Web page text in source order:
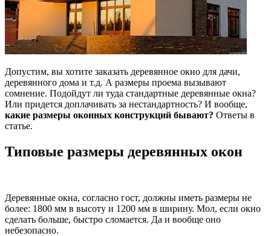
Допустим, вы хотите заказать деревянное окно для дачи,
деревянного дома и т.д. А размеры проема вызывают
сомнение. Подойдут ли туда стандартные деревянные окна?
Или придется доплачивать за нестандартность? И вообще,
какие размеры оконных конструкций бывают? Ответы в
статье.
Типовые размеры деревянных окон
Деревянные окна, согласно гост, должны иметь размеры не
более: 1800 мм в высоту и 1200 мм в ширину. Мол, если окно
сделать больше, быстро сломается. Да и вообще оно
небезопасно.